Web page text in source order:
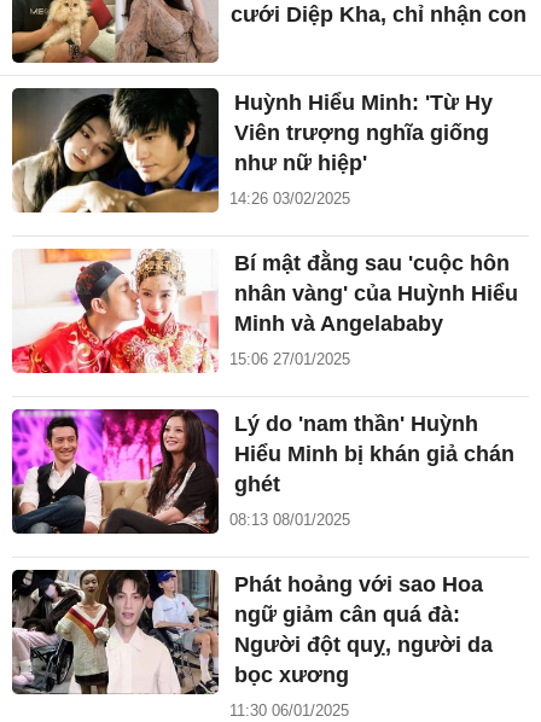
cưới Diệp Kha, chỉ nhận con
Huỳnh Hiểu Minh: 'Từ Hy
Viên trượng nghĩa giống
như nữ hiệp'
14:26 03/02/2025
Bí mật đằng sau 'cuộc hôn
nhân vàng' của Huỳnh Hiểu
Minh và Angelababy
15:06 27/01/2025
Lý do 'nam thần' Huỳnh
Hiểu Minh bị khán giả chán
ghét
08:13 08/01/2025
Phát hoảng với sao Hoa
ngữ giảm cân quá đà:
Người đột quỵ, người da
bọc xương
11:30 06/01/2025